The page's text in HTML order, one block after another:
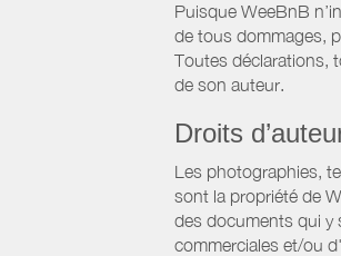
Puisque WeeBnB
de tous dommages,
Toutes déclarations,
de son auteur.
Droits
Les photographies,
sont la propriété de
des documents qui y
commerciales et/ou